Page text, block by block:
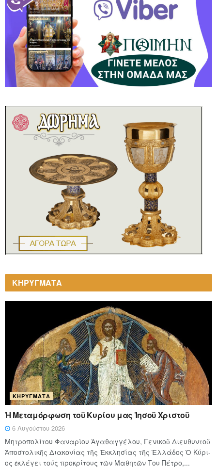
ΚΗΡΥΓΜΑΤΑ
ΚΗΡΎΓΜΑΤΑ
Ἡ Μεταμόρφωση τοῦ Κυρίου μας Ἰησοῦ Χριστοῦ
6 Αυγούστου 2026
Μητροπολίτου Φαναρίου Ἀγαθαγγέλου, Γενικοῦ Διευθυντοῦ
Ἀποστολικῆς Διακονίας τῆς Ἐκκλησίας τῆς Ἑλλάδος Ὁ Κύ­ρι­
ος ἐκλέγει τούς προ­κρί­τους τῶν Μα­θη­τῶν Του Πέ­τρο,...